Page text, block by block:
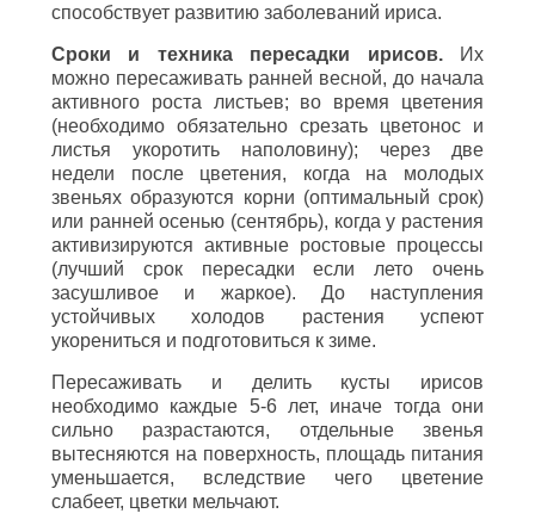
способствует развитию заболеваний ириса.
Сроки и техника пересадки ирисов.Их
можно пересаживать ранней весной, до начала
активного роста листьев; во время цветения
(необходимо обязательно срезать цветонос и
листья укоротить наполовину); через две
недели после цветения, когда на молодых
звеньях образуются корни (оптимальный срок)
или ранней осенью (сентябрь), когда у растения
активизируются активные ростовые процессы
(лучший срок пересадки если лето очень
засушливое и жаркое). До наступления
устойчивых холодов растения успеют
укорениться и подготовиться к зиме.
Пересаживать и делить кусты ирисов
необходимо каждые 5-6 лет, иначе тогда они
сильно разрастаются, отдельные звенья
вытесняются на поверхность, площадь питания
уменьшается, вследствие чего цветение
слабеет, цветки мельчают.